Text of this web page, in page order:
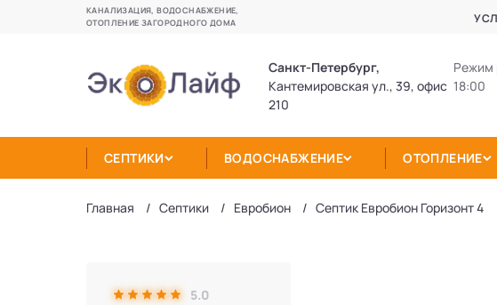
КАНАЛИЗАЦИЯ, ВОДОСНАБЖЕНИЕ,
ОТОПЛЕНИЕ ЗАГОРОДНОГО ДОМА
Санкт-Петербург,
Кантемировская ул., 39, офис
210
Режим
18:00
СЕПТИКИ ВОДОСНАБЖЕНИЕ ОТОПЛЕНИЕ
Главная Септики Евробион Септик Евробион Горизонт 4
5.0